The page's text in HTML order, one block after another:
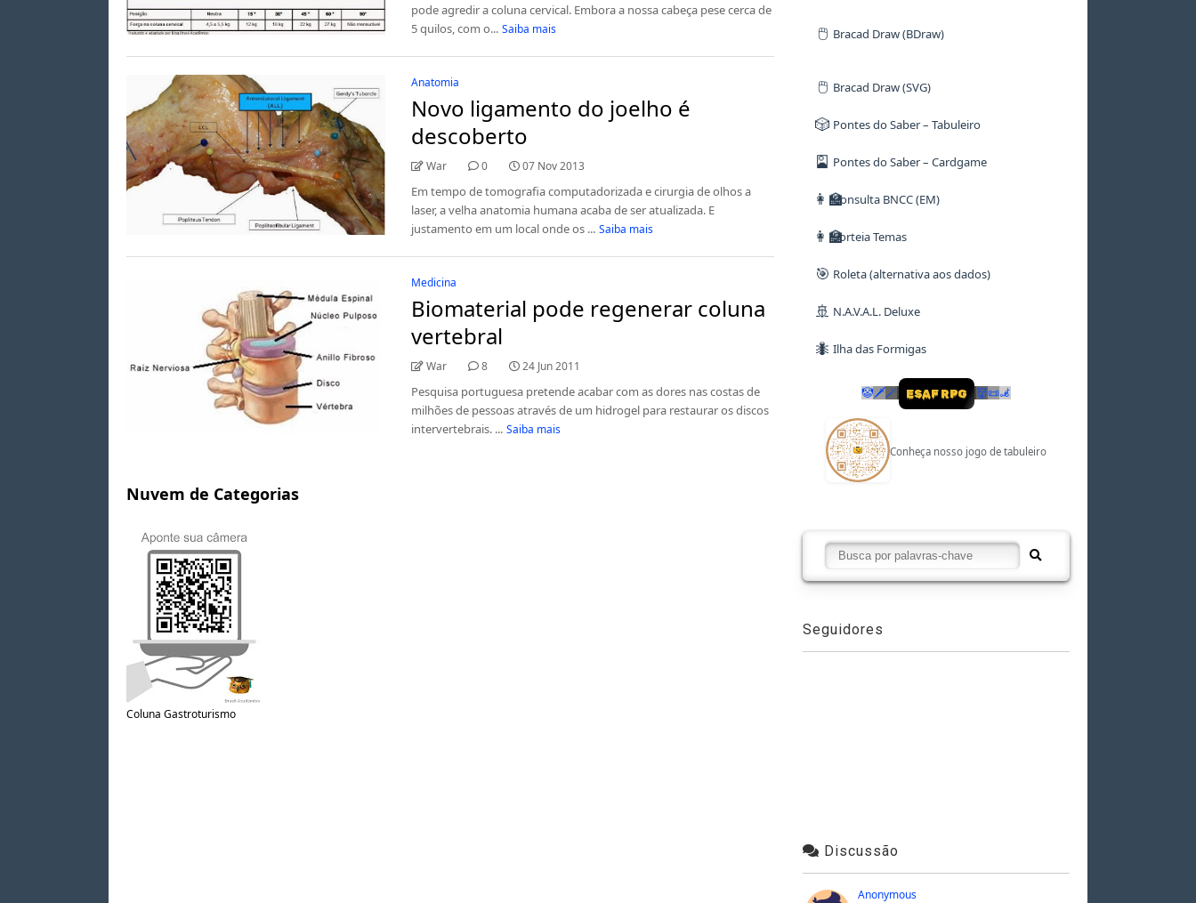
pode agredir a coluna cervical. Embora a nossa cabeça pese cerca de
5 quilos, com o... Saiba mais
Anatomia
Novo ligamento do joelho é
descoberto
War 0 07 Nov 2013
Em tempo de tomografia computadorizada e cirurgia de olhos a
laser, a velha anatomia humana acaba de ser atualizada. E
justamento em um local onde os ... Saiba mais
Medicina
Biomaterial pode regenerar coluna
vertebral
War 8 24 Jun 2011
Pesquisa portuguesa pretende acabar com as dores nas costas de
milhões de pessoas através de um hidrogel para restaurar os discos
intervertebrais. ... Saiba mais
Nuvem de Categorias
Coluna Gastroturismo
🖱️ Bracad Draw (BDraw)
🖱️ Bracad Draw (SVG)
🎲 Pontes do Saber – Tabuleiro
🎴 Pontes do Saber – Cardgame
👩‍🏫Consulta BNCC (EM)
👩‍🏫Sorteia Temas
🎯 Roleta (alternativa aos dados)
🚢 N.A.V.A.L. Deluxe
🐜 Ilha das Formigas
🤡🗡🪄 ESAF RPG 👹📜🦼
Conheça nosso jogo de tabuleiro
Seguidores
Discussão
Anonymous